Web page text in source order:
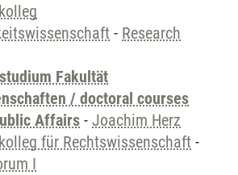
- Research
Fakultät
/ doctoral courses
Affairs - Joachim Herz
für Rechtswissenschaft -
I